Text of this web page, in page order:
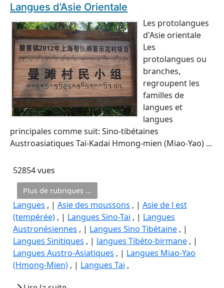
Langues d'Asie Orientale
Les protolangues
d'Asie orientale
Les
protolangues ou
branches,
regroupent les
familles de
langues et
langues
principales comme suit: Sino-tibétaines
Austroasiatiques Tai-Kadai Hmong-mien (Miao-Yao) ...
52854 vues
Plus de rubriques ...
Langues , | Asie des moussons , | Asie de l est
(tempérée) , | Langues Sino-Tai , | Langues
Austronésiennes , | Langues Sino Tibétaine , |
Langues Sinitiques , | langues Tibéto-birmane , |
Langues Austro-Asiatiques , | Langues Miao-Yao
(Hmong-Mien) , | Langues Taï,